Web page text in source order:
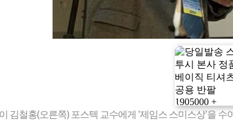
김철홍(오른쪽) 포스텍 교수에게 '제임스 스미스상'을 수